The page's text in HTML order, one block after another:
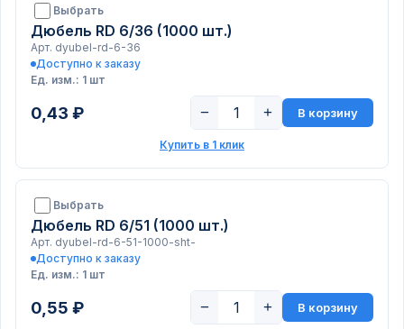
Выбрать
Дюбель RD 6/36 (1000 шт.)
Арт. dyubel-rd-6-36
Доступно к заказу
Ед. изм.: 1 шт
0,43 ₽ − + В корзину
Купить в 1 клик
Выбрать
Дюбель RD 6/51 (1000 шт.)
Арт. dyubel-rd-6-51-1000-sht-
Доступно к заказу
Ед. изм.: 1 шт
0,55 ₽ − + В корзину